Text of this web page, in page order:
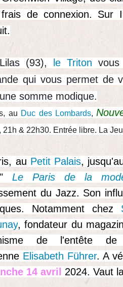
frais de connexion.
(93), le Triton
qui vous permet de
somme modique.
au Duc des Lombards,
21h & 22h30. Entrée libre. La
au Petit Palais,
Le Paris de la
du Jazz. Son
Notamment chez
, fondateur du
de l'entête
Elisabeth Führer. A
14 avril
2024. Vaut